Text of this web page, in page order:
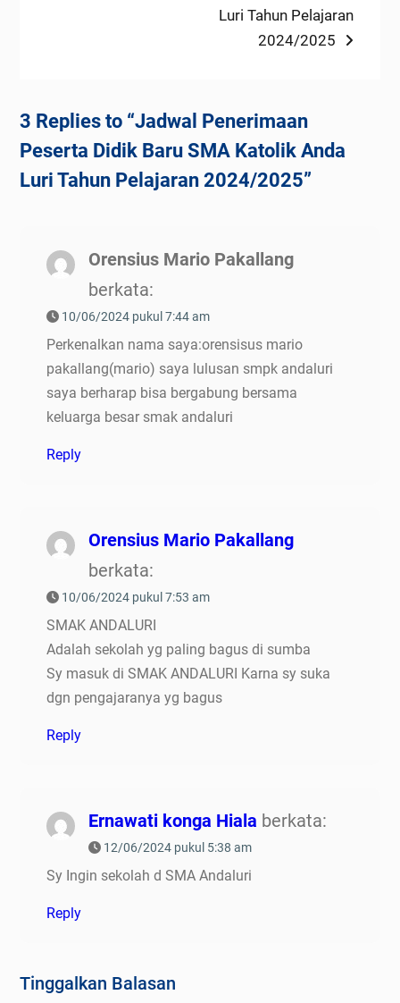
Luri Tahun Pelajaran
2024/2025
3 Replies to “Jadwal Penerimaan
Peserta Didik Baru SMA Katolik Anda
Luri Tahun Pelajaran 2024/2025”
Orensius Mario Pakallang
berkata:
10/06/2024 pukul 7:44 am
Perkenalkan nama saya:orensisus mario
pakallang(mario) saya lulusan smpk andaluri
saya berharap bisa bergabung bersama
keluarga besar smak andaluri
Reply
Orensius Mario Pakallang
berkata:
10/06/2024 pukul 7:53 am
SMAK ANDALURI
Adalah sekolah yg paling bagus di sumba
Sy masuk di SMAK ANDALURI Karna sy suka
dgn pengajaranya yg bagus
Reply
Ernawati konga Hiala berkata:
12/06/2024 pukul 5:38 am
Sy Ingin sekolah d SMA Andaluri
Reply
Tinggalkan Balasan